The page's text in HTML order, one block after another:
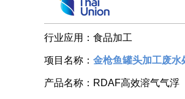
行业应用： 食品加工
项目名称： 金枪鱼罐头加工废水
产品名称： RDAF高效溶气气浮